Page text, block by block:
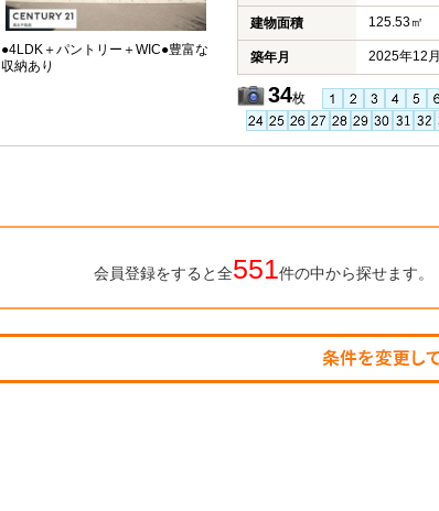
●4LDK＋パントリー＋WIC●豊富な
収納あり
建物面積 125.53㎡
築年月 2025年12月
34枚
会員登録をすると全551件の中から探せます。